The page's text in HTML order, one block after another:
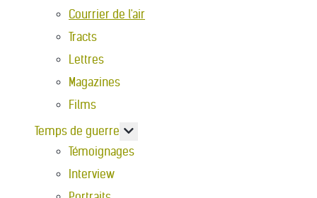
Courrier de l'air
Tracts
Lettres
Magazines
Films
Temps de guerre
En savoir plus : Temps de guerre
Témoignages
Interview